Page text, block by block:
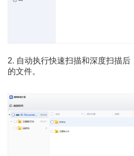
2. 自动执行快速扫描和深度扫描后
的文件。